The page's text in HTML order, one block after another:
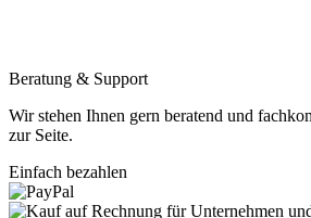
Beratung & Support
Wir stehen Ihnen gern beratend und
zur Seite.
Einfach bezahlen